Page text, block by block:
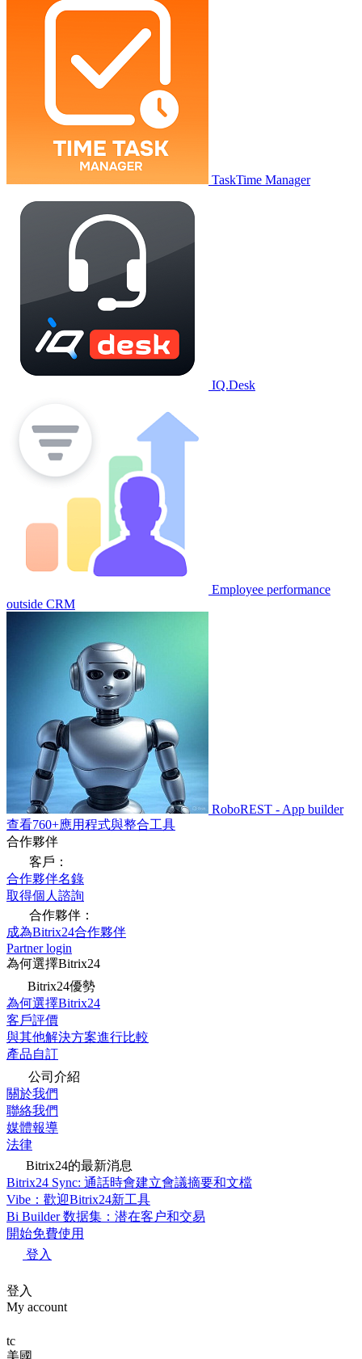
TaskTime Manager
IQ.Desk
Employee performance
outside CRM
RoboREST - App builder
查看760+應用程式與整合工具
合作夥伴
客戶：
合作夥伴名錄
取得個人諮詢
合作夥伴：
成為Bitrix24合作夥伴
Partner login
為何選擇Bitrix24
Bitrix24優勢
為何選擇Bitrix24
客戶評價
與其他解決方案進行比較
產品自訂
公司介紹
關於我們
聯絡我們
媒體報導
法律
Bitrix24的最新消息
Bitrix24 Sync: 通話時會建立會議摘要和文檔
Vibe：歡迎Bitrix24新工具
Bi Builder 数据集：潜在客户和交易
開始免費使用
登入
登入
My account
tc
美國